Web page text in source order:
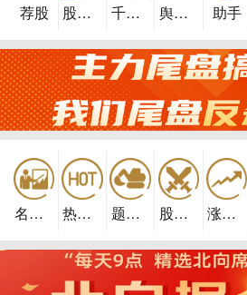
荐股 股市雷达 千股千评 舆情牛股 助手
名家论市 热门讨论 题材挖掘 股市实战 涨停早知